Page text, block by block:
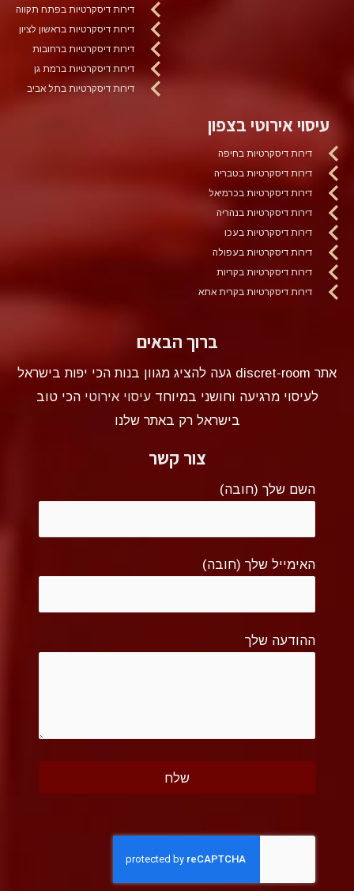
דירות דיסקרטיות בפתח תקווה
דירות דיסקרטיות בראשון לציון
דירות דיסקרטיות ברחובות
דירות דיסקרטיות ברמת גן
דירות דיסקרטיות בתל אביב
עיסוי אירוטי בצפון
דירות דיסקרטיות בחיפה
דירות דיסקרטיות בטבריה
דירות דיסקרטיות בכרמיאל
דירות דיסקרטיות בנהריה
דירות דיסקרטיות בעכו
דירות דיסקרטיות בעפולה
דירות דיסקרטיות בקריות
דירות דיסקרטיות בקרית אתא
ברוך הבאים
אתר discret-room געה להציג מגוון בנות הכי יפות בישראל
לעיסוי מרגיעה וחושני במיוחדעיסוי אירוטי הכי טוב
בישראל רק באתר שלנו
צור קשר
השם שלך (חובה)
האימייל שלך (חובה)
ההודעה שלך